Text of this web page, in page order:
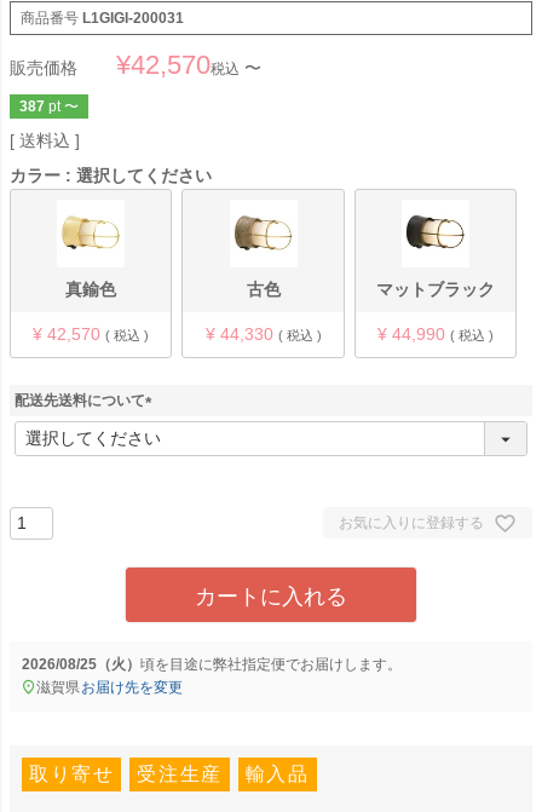
商品番号 L1GIGI-200031
販売価格 ¥42,570税込 〜
387 pt 〜
送料込
カラー
選択してください
真鍮色
¥ 42,570 税込
古色
¥ 44,330 税込
マットブラック
¥ 44,990 税込
配送先送料について
(
必
お気に入りに登録する
カートに入れる
2026/08/25（火） に弊社指定便でお届けします。
滋賀県お届け先を変更
取り寄せ 受注生産 輸入品